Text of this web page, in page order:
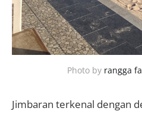
Photo by rangga
Jimbaran terkenal dengan